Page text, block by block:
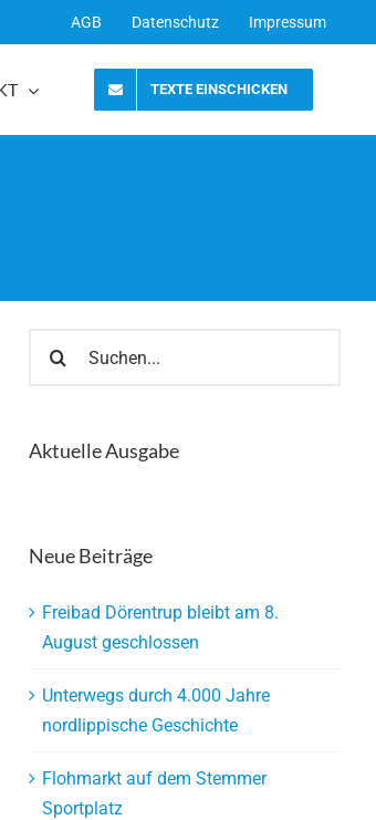
AGB Datenschutz Impressum
TEXTE EINSCHICKEN
nach:
Aktuelle Ausgabe
Neue Beiträge
Freibad Dörentrup bleibt am 8.
August geschlossen
Unterwegs durch 4.000 Jahre
nordlippische Geschichte
Flohmarkt auf dem Stemmer
Sportplatz